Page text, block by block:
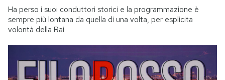
Ha perso i suoi conduttori storici e la programmazione è
sempre più lontana da quella di una volta, per esplicita
volontà della Rai